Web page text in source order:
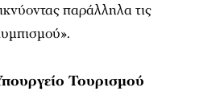
παράλληλα τις
Τουρισμού